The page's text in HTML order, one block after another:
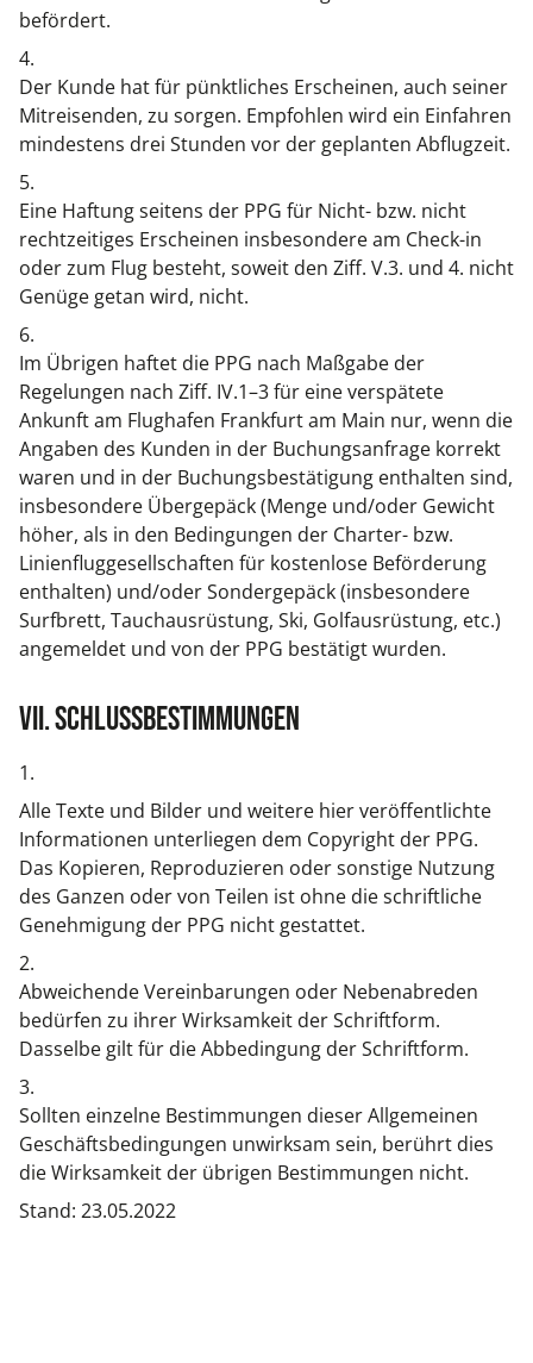
befördert.
4.
Der Kunde hat für pünktliches Erscheinen, auch seiner
Mitreisenden, zu sorgen. Empfohlen wird ein Einfahren
mindestens drei Stunden vor der geplanten Abflugzeit.
5.
Eine Haftung seitens der PPG für Nicht- bzw. nicht
rechtzeitiges Erscheinen insbesondere am Check-in
oder zum Flug besteht, soweit den Ziff. V.3. und 4. nicht
Genüge getan wird, nicht.
6.
Im Übrigen haftet die PPG nach Maßgabe der
Regelungen nach Ziff. IV.1–3 für eine verspätete
Ankunft am Flughafen Frankfurt am Main nur, wenn die
Angaben des Kunden in der Buchungsanfrage korrekt
waren und in der Buchungsbestätigung enthalten sind,
insbesondere Übergepäck (Menge und/oder Gewicht
höher, als in den Bedingungen der Charter- bzw.
Linienfluggesellschaften für kostenlose Beförderung
enthalten) und/oder Sondergepäck (insbesondere
Surfbrett, Tauchausrüstung, Ski, Golfausrüstung, etc.)
angemeldet und von der PPG bestätigt wurden.
VII. Schlussbestimmungen
1.
Alle Texte und Bilder und weitere hier veröffentlichte
Informationen unterliegen dem Copyright der PPG.
Das Kopieren, Reproduzieren oder sonstige Nutzung
des Ganzen oder von Teilen ist ohne die schriftliche
Genehmigung der PPG nicht gestattet.
2.
Abweichende Vereinbarungen oder Nebenabreden
bedürfen zu ihrer Wirksamkeit der Schriftform.
Dasselbe gilt für die Abbedingung der Schriftform.
3.
Sollten einzelne Bestimmungen dieser Allgemeinen
Geschäftsbedingungen unwirksam sein, berührt dies
die Wirksamkeit der übrigen Bestimmungen nicht.
Stand: 23.05.2022